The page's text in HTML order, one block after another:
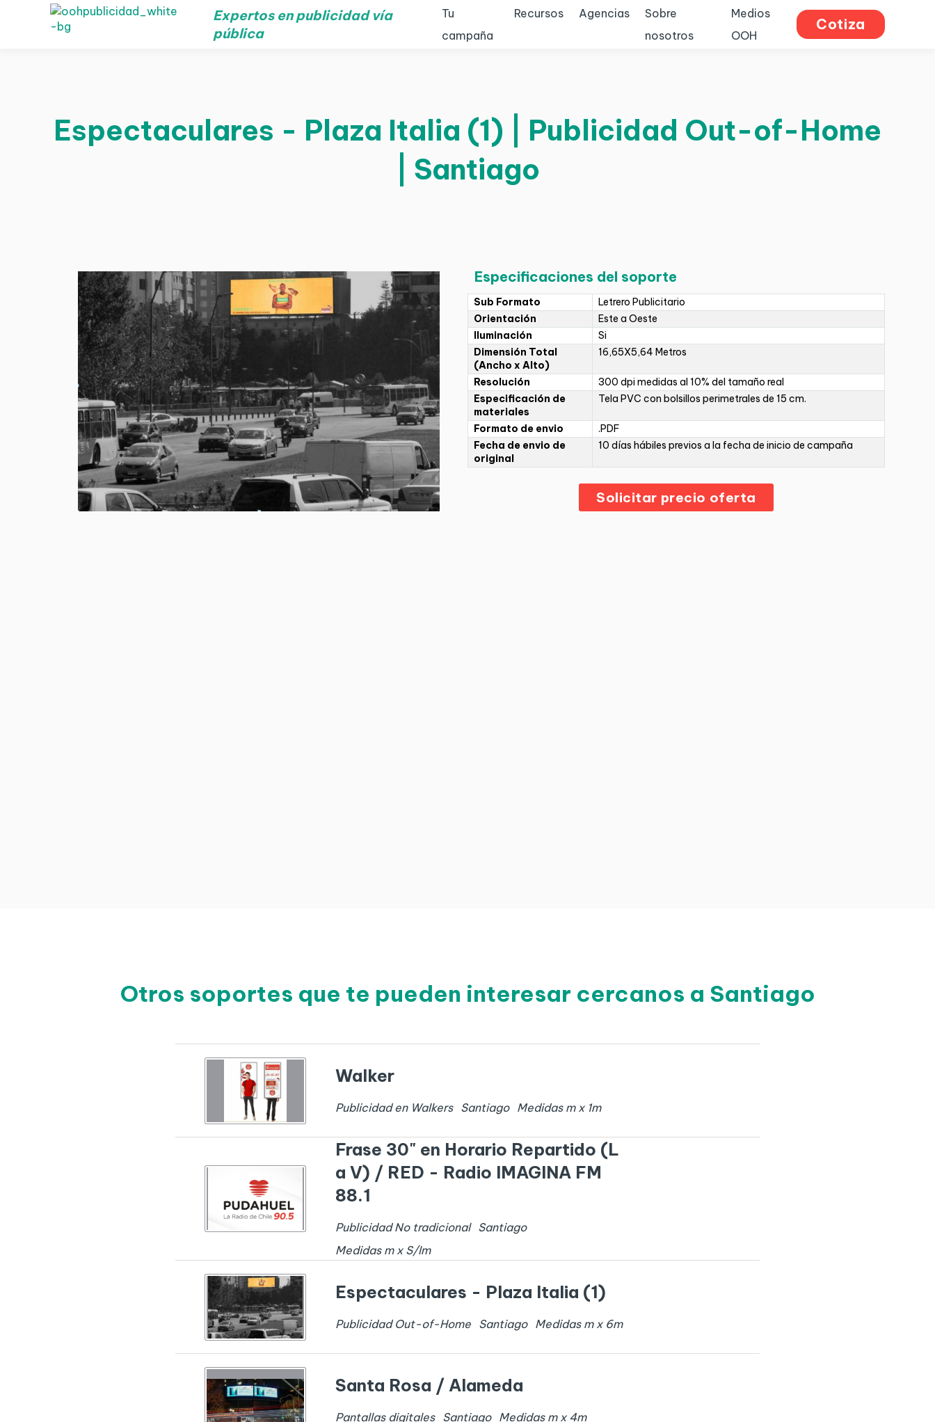
Expertos en publicidad vía
pública
Tu
campaña
Recursos Agencias
Sobre
nosotros
Medios
OOH
Cotiza
Espectaculares - Plaza Italia (1) | Publicidad Out-of-Home
| Santiago
Especificaciones del soporte
Sub Formato
Letrero Publicitario
Orientación
Este a Oeste
Iluminación
Si
Dimensión Total
(Ancho x Alto)
16,65X5,64 Metros
Resolución
300 dpi medidas al 10% del tamaño real
Especificación de
materiales
Tela PVC con bolsillos perimetrales de 15 cm.
Formato de envio
.PDF
Fecha de envio de
original
10 días hábiles previos a la fecha de inicio de campaña
Solicitar precio oferta
Otros soportes que te pueden interesar cercanos a Santiago
Walker
Publicidad en Walkers Santiago Medidas m x 1m
Frase 30" en Horario Repartido (L
a V) / RED - Radio IMAGINA FM
88.1
Publicidad No tradicional Santiago
Medidas m x S/Im
Espectaculares - Plaza Italia (1)
Publicidad Out-of-Home Santiago Medidas m x 6m
Santa Rosa / Alameda
Pantallas digitales Santiago Medidas m x 4m